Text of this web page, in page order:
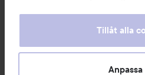
information som du har
våra cookies vid fortsatt
För information om hur du kan
Tillåt alla
Anpassa